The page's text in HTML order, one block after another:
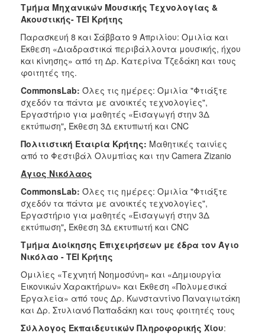
Τμήμα Μηχανικών Μουσικής Τεχνολογίας &
Ακουστικής- ΤΕΙ Κρήτης
Παρασκευή 8 και Σάββατο 9 Απριλίου: Ομιλία και
Έκθεση «Διαδραστικά περιβάλλοντα μουσικής, ήχου
και κίνησης» από τη Δρ. Κατερίνα Τζεδάκη και τους
φοιτητές της.
CommonsLab: Όλες τις ημέρες: Ομιλία "Φτιάξτε
σχεδόν τα πάντα με ανοικτές τεχνολογίες",
Εργαστήριο για μαθητές «Εισαγωγή στην 3Δ
εκτύπωση", Έκθεση 3Δ εκτυπωτή και CNC
Πολιτιστική Εταιρία Κρήτης: Μαθητικές ταινίες
από το Φεστιβάλ Ολυμπίας και την Camera Zizanio
Άγιος Νικόλαος
CommonsLab: Όλες τις ημέρες: Ομιλία "Φτιάξτε
σχεδόν τα πάντα με ανοικτές τεχνολογίες",
Εργαστήριο για μαθητές «Εισαγωγή στην 3Δ
εκτύπωση", Έκθεση 3Δ εκτυπωτή και CNC
Τμήμα Διοίκησης Επιχειρήσεων με έδρα τον Άγιο
Νικόλαο - ΤΕΙ Κρήτης
Ομιλίες «Τεχνητή Νοημοσύνη» και «Δημιουργία
Εικονικών Χαρακτήρων» και Έκθεση «Πολυμεσικά
Εργαλεία» από τους Δρ. Κωνσταντίνο Παναγιωτάκη
και Δρ. Στυλιανό Παπαδάκη και τους φοιτητές τους
Σύλλογος Εκπαιδευτικών Πληροφορικής Χίου: